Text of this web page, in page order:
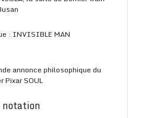
: INVISIBLE MAN
annonce philosophique du
Pixar SOUL
notation